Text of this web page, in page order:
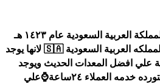
هي أول شركة تاسسة في المملكة العربية السعودية عام ١٤٢٣ هـ
وهي افضل شركة تنظيف بالمملكه العربية السعودية 🇸🇦 لانها يوجد
علي افضل المعدات الحديث ويوجد
لدينا ايضاً افضل المواد المستورده خدمه العملاء ٢٤ساعة⌚علي